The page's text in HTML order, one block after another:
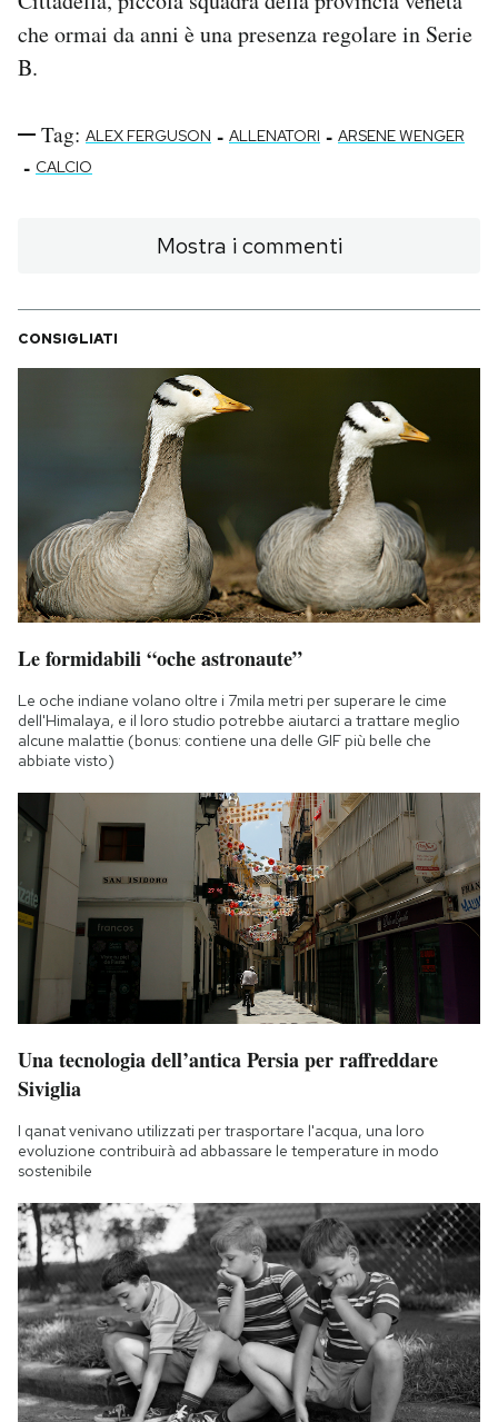
che ormai da anni è una presenza regolare in Serie
B.
Tag: ALEX FERGUSON - ALLENATORI - ARSENE WENGER
- CALCIO
Mostra i commenti
CONSIGLIATI
Le formidabili “oche astronaute”
Le oche indiane volano oltre i 7mila metri per superare le cime
dell'Himalaya, e il loro studio potrebbe aiutarci a trattare meglio
alcune malattie (bonus: contiene una delle GIF più belle che
abbiate visto)
Una tecnologia dell’antica Persia per raffreddare
Siviglia
I qanat venivano utilizzati per trasportare l'acqua, una loro
evoluzione contribuirà ad abbassare le temperature in modo
sostenibile